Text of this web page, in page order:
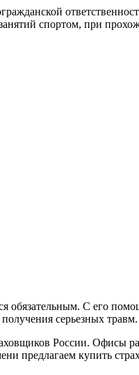
спортом, при
обязательным. С его
серьезных травм.
России. Офисы
предлагаем купить